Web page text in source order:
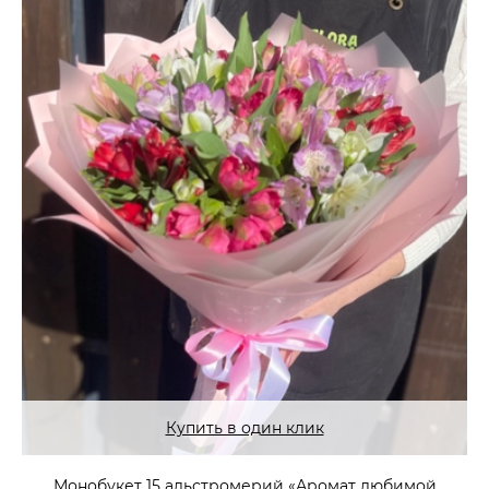
Купить в один клик